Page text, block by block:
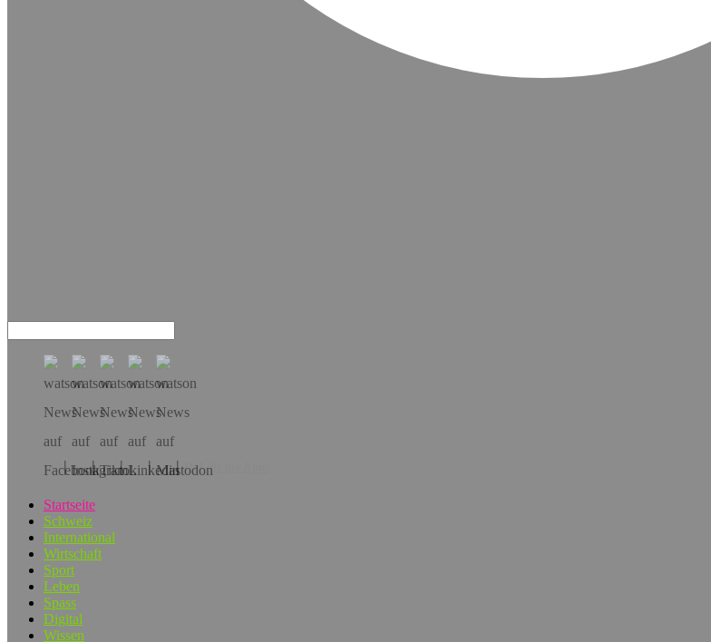
Hol dir die App!
Startseite
Schweiz
International
Wirtschaft
Sport
Leben
Spass
Digital
Wissen